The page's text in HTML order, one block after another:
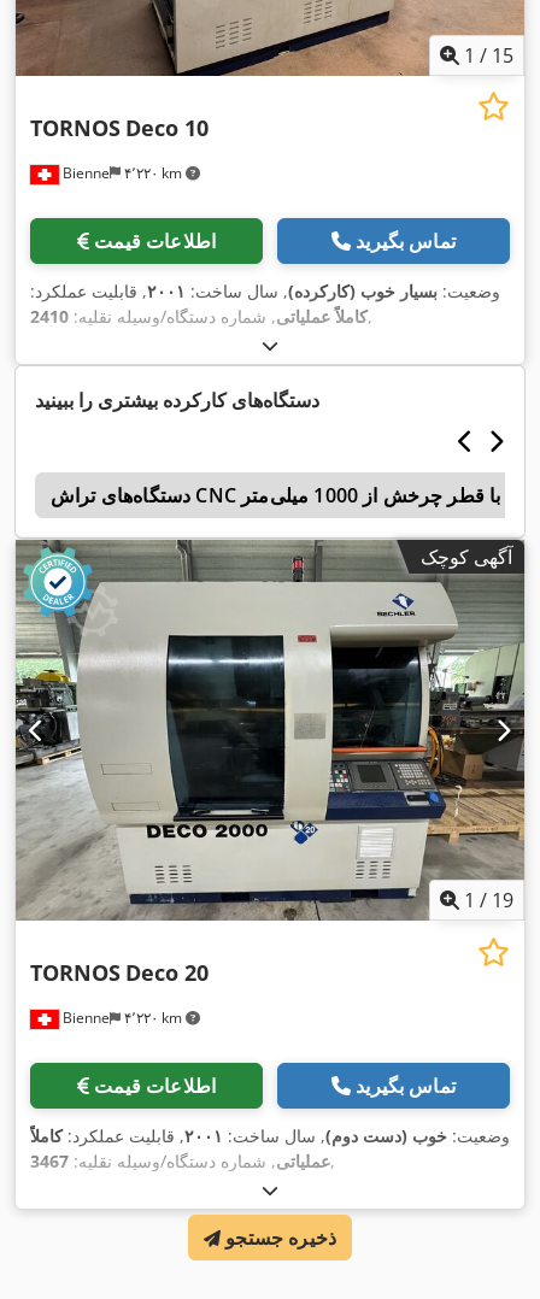
1 / 15
Bienne ۴٬۲۲۰ km
TORNOS Deco 10
اطلاعات قیمت تماس بگیرید
وضعیت: بسیار خوب (کارکرده), سال ساخت: ۲۰۰۱, قابلیت عملکرد:
کاملاً عملیاتی, شماره دستگاه/وسیله نقلیه: 2410 ,
دستگاه‌های کارکرده بیشتری را ببینید
دستگاه‌های تراش CNC با قطر چرخش از 1000 میلی‌متر
آگهی کوچک
1 / 19
Bienne ۴٬۲۲۰ km
TORNOS Deco 20
اطلاعات قیمت تماس بگیرید
وضعیت: خوب (دست دوم), سال ساخت: ۲۰۰۱, قابلیت عملکرد:کاملاً
عملیاتی, شماره دستگاه/وسیله نقلیه: 3467 ,
ذخیره جستجو